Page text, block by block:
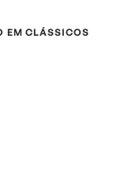
EM CLÁSSICOS